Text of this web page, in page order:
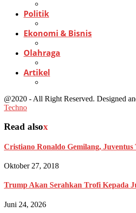
Politik
Ekonomi & Bisnis
Olahraga
Artikel
@2020 - All Right Reserved. Designed
Techno
Read alsox
Cristiano Ronaldo Gemilang,
Oktober 27, 2018
Trump Akan Serahkan Trofi Kepada
Juni 24, 2026